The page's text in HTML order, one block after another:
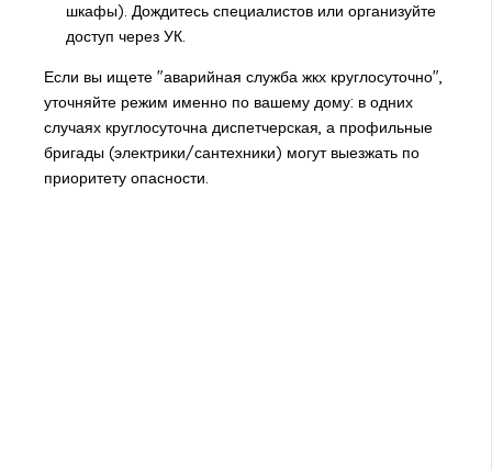
шкафы). Дождитесь специалистов или организуйте
доступ через УК.
Если вы ищете "аварийная служба жкх круглосуточно",
уточняйте режим именно по вашему дому: в одних
случаях круглосуточна диспетчерская, а профильные
бригады (электрики/сантехники) могут выезжать по
приоритету опасности.